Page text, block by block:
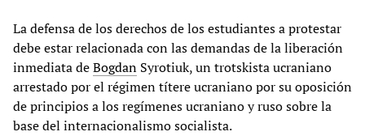
La defensa de los derechos de los estudiantes a protestar
debe estar relacionada con las demandas de la liberación
inmediata deBogdan Syrotiuk, un trotskista ucraniano
arrestado por el régimen títere ucraniano por su oposición
de principios a los regímenes ucraniano y ruso sobre la
base del internacionalismo socialista.